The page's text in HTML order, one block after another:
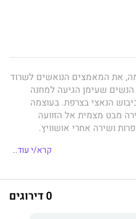
את המאמצים הנואשים לשרוד
שעימן הגיעה למחנה
הנאצי בצרפת. בעוצמה
מבט מצמית אל הזוועה
ושירה אחרי אושוויץ.
את הטראומה שנשאו בליבןקרא/י עוד..
0 דירוגים